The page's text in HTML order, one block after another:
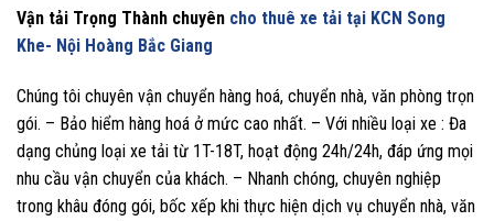
Vận tải Trọng Thành chuyên cho thuê xe tải tại KCN Song
Khe- Nội Hoàng Bắc Giang
Chúng tôi chuyên vận chuyển hàng hoá, chuyển nhà, văn phòng trọn
gói. – Bảo hiểm hàng hoá ở mức cao nhất. – Với nhiều loại xe : Đa
dạng chủng loại xe tải từ 1T-18T, hoạt động 24h/24h, đáp ứng mọi
nhu cầu vận chuyển của khách. – Nhanh chóng, chuyên nghiệp
trong khâu đóng gói, bốc xếp khi thực hiện dịch vụ chuyển nhà, văn